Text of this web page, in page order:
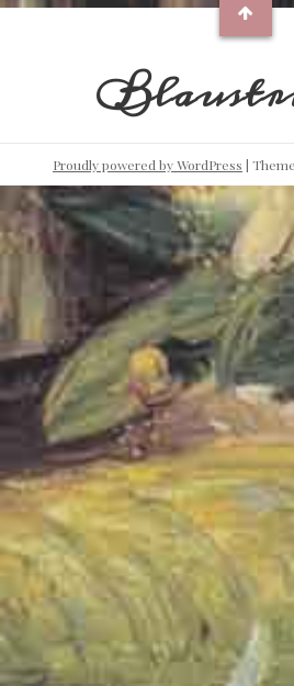
Proudly powered by WordPress |